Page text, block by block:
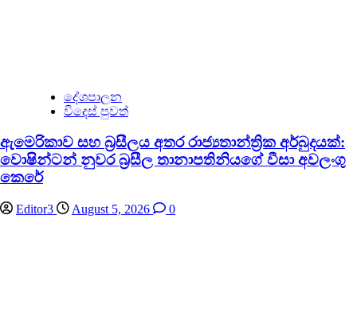
දේශපාලන
විදෙස් පුවත්
ඇමෙරිකාව සහ බ්‍රසීලය අතර රාජ්‍යතාන්ත්‍රික අර්බුදයක්:
වොෂින්ටන් නුවර බ්‍රසීල තානාපතිනියගේ වීසා අවලංගු
කෙරේ
Editor3 August 5, 2026 0